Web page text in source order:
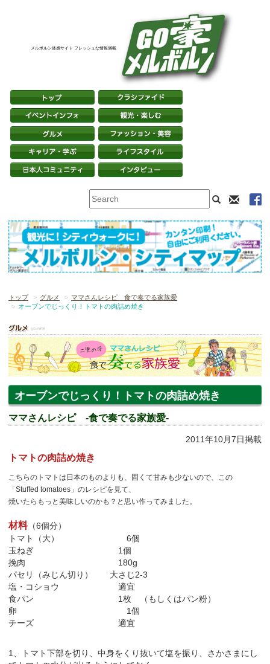
メルボルン体感サイト フレッシュな情報満載
トップ グルメ
ママさんレシピ 食で奏でる家族愛
オーブンでじっくり！トマトの肉詰め焼き
オーブンでじっくり！トマトの肉詰め焼き
ママさんレシピ -食で奏でる家族愛-
2011年10月7日掲載
トマトの肉詰め焼き
こちらのトマトは日本のものよりも、固くて甘みも少ないので、この
「Stuffed tomatoes」のレシピを見て、
焼いたらもっと美味しいのかも？と思い作ってみました。
材料（6個分）
トマト（大） 6個
玉ねぎ 1個
挽肉 180g
パセリ（みじん切り） 大さじ2-3
塩・コショウ 適宜
食パン 1枚 （もしくはパン粉）
卵 1個
チーズ 適宜
1、トマト下部を切り、中身をくり抜いて塩を振り、さかさまにし